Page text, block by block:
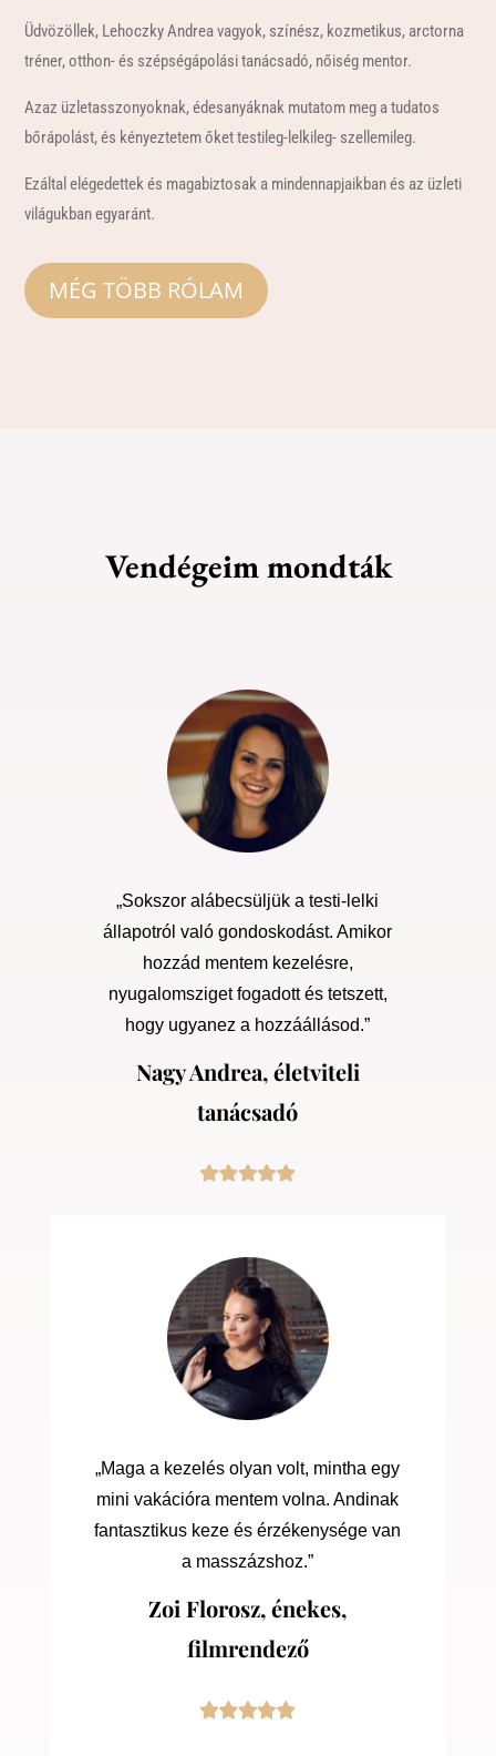
Üdvözöllek, Lehoczky Andrea vagyok, színész, kozmetikus, arctorna
tréner, otthon- és szépségápolási tanácsadó, nőiség mentor.
Azaz üzletasszonyoknak, édesanyáknak mutatom meg a tudatos
bőrápolást, és kényeztetem őket testileg-lelkileg- szellemileg.
Ezáltal elégedettek és magabiztosak a mindennapjaikban és az üzleti
világukban egyaránt.
MÉG TÖBB RÓLAM
Vendégeim mondták
„Sokszor alábecsüljük a testi-lelki
állapotról való gondoskodást. Amikor
hozzád mentem kezelésre,
nyugalomsziget fogadott és tetszett,
hogy ugyanez a hozzáállásod.”
Nagy Andrea, életviteli
tanácsadó
„Maga a kezelés olyan volt, mintha egy
mini vakációra mentem volna. Andinak
fantasztikus keze és érzékenysége van
a masszázshoz.”
Zoi Florosz, énekes,
filmrendező